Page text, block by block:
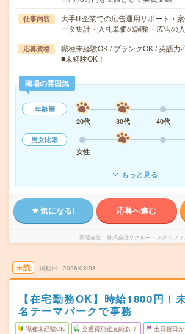
仕事内容
大手IT企業での広告運用サポート・
ータ集計・入札単価の調整・広告の
応募資格
職種未経験OK / ブランクOK / 英語力
■未経験OK！
職場の雰囲気
年齢層
20代
30代 40代
男女比率
女性
もっと見る
気になる! 応募へ進む
派遣会社 株式会社リクルートスタッフィ
未読 掲載日 2026/08/08
【在宅勤務OK】時給1800円！
名テーマパークで事務
職種未経験OK 交通費別途支給あり 土日祝日